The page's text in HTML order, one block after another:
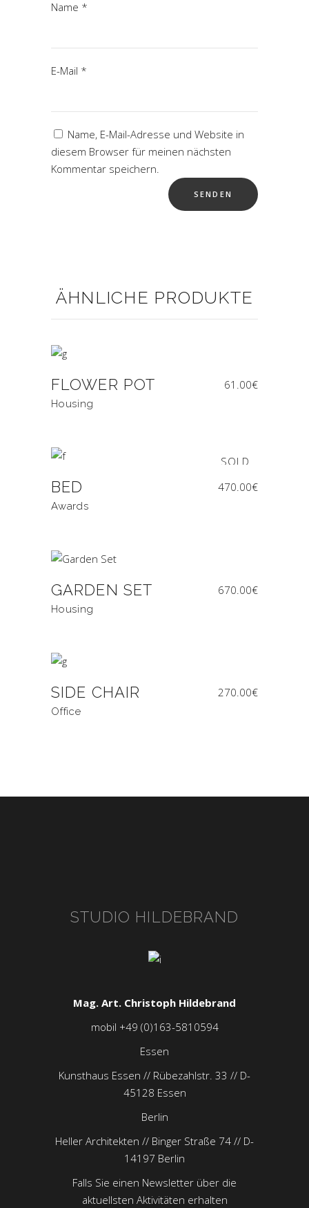
Name *
E-Mail *
Name, E-Mail-Adresse und Website in
diesem Browser für meinen nächsten
Kommentar speichern.
ÄHNLICHE PRODUKTE
FLOWER POT 61.00€
Housing
SOLD
BED 470.00€
Awards
GARDEN SET 670.00€
Housing
SIDE CHAIR 270.00€
Office
STUDIO HILDEBRAND
Mag. Art. Christoph Hildebrand
mobil +49 (0)163-5810594
Essen
Kunsthaus Essen // Rübezahlstr. 33 // D-
45128 Essen
Berlin
Heller Architekten // Binger Straße 74 // D-
14197 Berlin
Falls Sie einen Newsletter über die
aktuellsten Aktivitäten erhalten